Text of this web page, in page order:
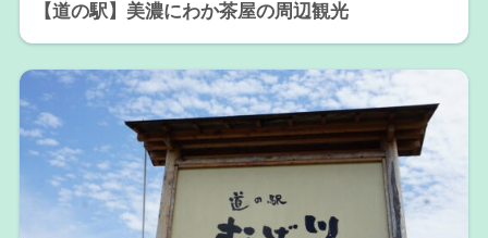
【道の駅】美濃にわか茶屋の周辺観光